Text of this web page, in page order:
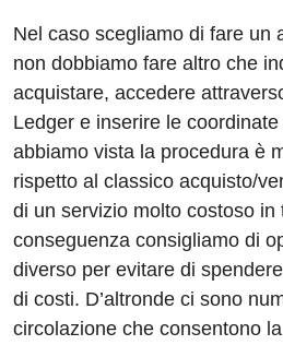
Nel caso scegliamo di fare un
non dobbiamo fare altro che
acquistare, accedere
Ledger e inserire le
abbiamo vista la procedura è
rispetto al classico acquisto/
di un servizio molto costoso in
conseguenza consigliamo di
diverso per evitare di
di costi. D’altronde ci sono
circolazione che consentono